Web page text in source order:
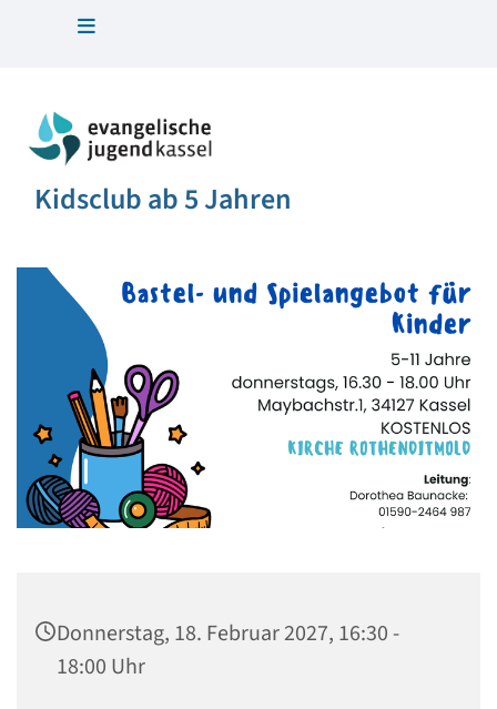
Kidsclub ab 5 Jahren
Donnerstag, 18. Februar 2027, 16:30 -
18:00 Uhr